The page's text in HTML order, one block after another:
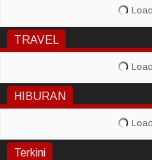
TRAVEL
HIBURAN
Terkini